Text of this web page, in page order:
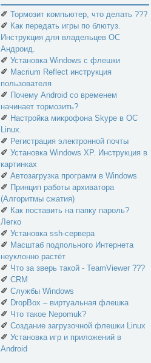
✐ Тормозит компьютер, что делать ???
✐ Как передать игры по блютуз.
Инструкция для владельцев ОС
Андроид.
✐ Установка Windows с флешки
✐ Macrium Reflect инструкция
пользователя
✐ Почему Android со временем
начинает тормозить?
✐ Настройка микрофона Skype в ОС
Linux.
✐ Регистрация электронной почты
✐ Установка Windows XP. Инструкция в
картинках
✐ Автозагрузка программ в Windows
✐ Принцип работы архиватора
(Алгоритмы сжатия)
✐ Как поставить на папку пароль?
Легко
✐ Установка ssh-сервера
✐ Масштаб подпольного Интернета
неуклонно растёт
✐ Что за зверь такой - TeamViewer ???
✐ CRM
✐ Службы Windows
✐ DropBox – виртуальная флешка
✐ Что такое Nepomuk?
✐ Создание загрузочной флешки Linux
✐ Установка игр и приложений в
Android